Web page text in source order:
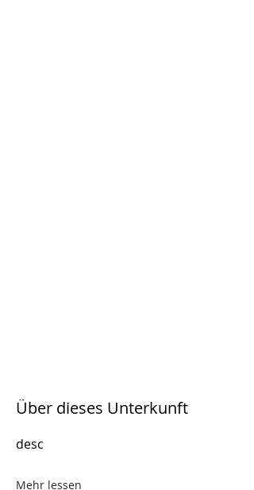
Über dieses Unterkunft
desc
Mehr lessen